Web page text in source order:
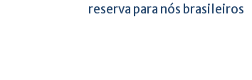
reserva para nós brasileiros